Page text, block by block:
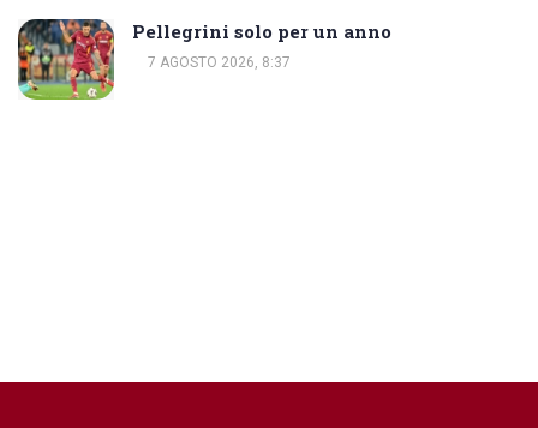
Pellegrini solo per un anno
7 AGOSTO 2026, 8:37